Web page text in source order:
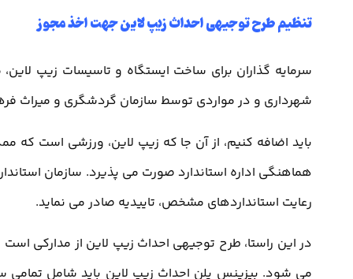
تنظیم طرح توجیهی احداث زیپ لاین جهت اخذ مجوز
سرمایه گذاران برای ساخت ایستگاه و تاسیسات زیپ
شهرداری و در مواردی توسط سازمان گردشگری و میراث
باید اضافه کنیم، از آن جا که زیپ لاین، ورزشی است که
هماهنگی اداره استاندارد صورت می پذیرد. سازمان
رعایت استانداردهای مشخص، تاییدیه صادر می نماید.
در این راستا، طرح توجیهی احداث زیپ لاین از مدارکی
می شود. بیزینس پلن احداث زیپ لاین باید شامل تمامی